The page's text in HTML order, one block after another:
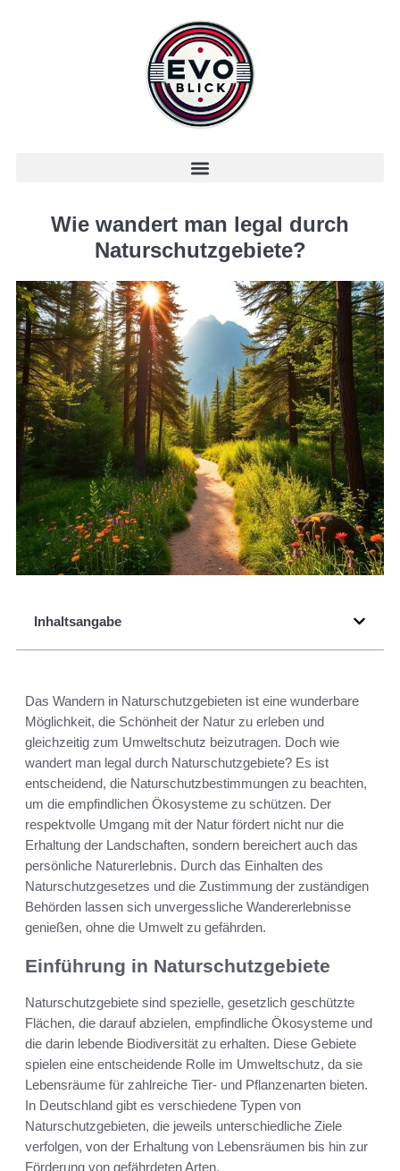
Wie wandert man legal durch
Naturschutzgebiete?
Inhaltsangabe
Das Wandern in Naturschutzgebieten ist eine wunderbare
Möglichkeit, die Schönheit der Natur zu erleben und
gleichzeitig zum Umweltschutz beizutragen. Doch wie
wandert man legal durch Naturschutzgebiete? Es ist
entscheidend, die Naturschutzbestimmungen zu beachten,
um die empfindlichen Ökosysteme zu schützen. Der
respektvolle Umgang mit der Natur fördert nicht nur die
Erhaltung der Landschaften, sondern bereichert auch das
persönliche Naturerlebnis. Durch das Einhalten des
Naturschutzgesetzes und die Zustimmung der zuständigen
Behörden lassen sich unvergessliche Wandererlebnisse
genießen, ohne die Umwelt zu gefährden.
Einführung in Naturschutzgebiete
Naturschutzgebiete sind spezielle, gesetzlich geschützte
Flächen, die darauf abzielen, empfindliche Ökosysteme und
die darin lebende Biodiversität zu erhalten. Diese Gebiete
spielen eine entscheidende Rolle im Umweltschutz, da sie
Lebensräume für zahlreiche Tier- und Pflanzenarten bieten.
In Deutschland gibt es verschiedene Typen von
Naturschutzgebieten, die jeweils unterschiedliche Ziele
verfolgen, von der Erhaltung von Lebensräumen bis hin zur
Förderung von gefährdeten Arten.